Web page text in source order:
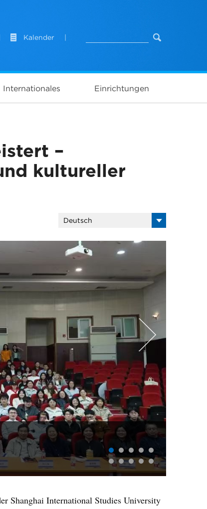
Kalender
Internationales Einrichtungen
–
kultureller
Deutsch
Shanghai International Studies University